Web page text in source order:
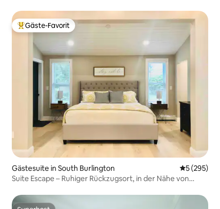
Beliebter Gäste-Favorit.
Gäste-Favorit
Gästesuite in South Burlington
5 (295)
Suite Escape – Ruhiger Rückzugsort, in der Nähe von